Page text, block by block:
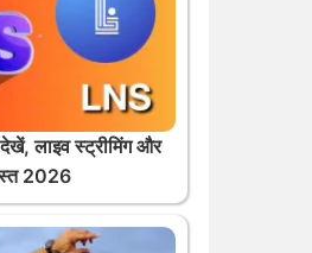
लाइव स्ट्रीमिंग और
2026